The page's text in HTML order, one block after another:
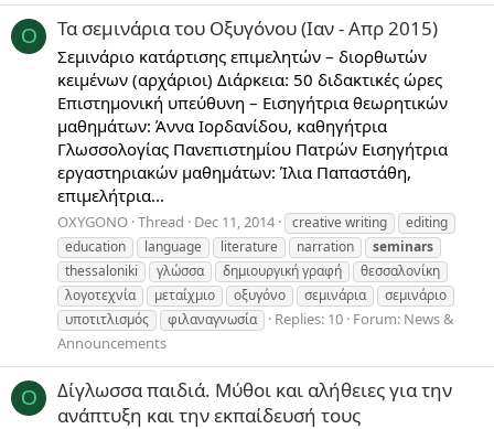
O Τα σεμινάρια του Οξυγόνου (Ιαν - Απρ 2015)
Σεμινάριο κατάρτισης επιμελητών – διορθωτών
κειμένων (αρχάριοι) Διάρκεια: 50 διδακτικές ώρες
Επιστημονική υπεύθυνη – Εισηγήτρια θεωρητικών
μαθημάτων: Άννα Ιορδανίδου, καθηγήτρια
Γλωσσολογίας Πανεπιστημίου Πατρών Εισηγήτρια
εργαστηριακών μαθημάτων: Ίλια Παπαστάθη,
επιμελήτρια...
OXYGONO Thread Dec 11, 2014 creative writing
editing
education
language literature narration
seminars
thessaloniki
γλώσσα δημιουργική γραφή
θεσσαλονίκη
λογοτεχνία
μεταίχμιο οξυγόνο σεμινάρια
σεμινάριο
υποτιτλισμός
φιλαναγνωσία Replies: 10 Forum: News &
Announcements
O
Δίγλωσσα παιδιά. Μύθοι και αλήθειες για την
ανάπτυξη και την εκπαίδευσή τους